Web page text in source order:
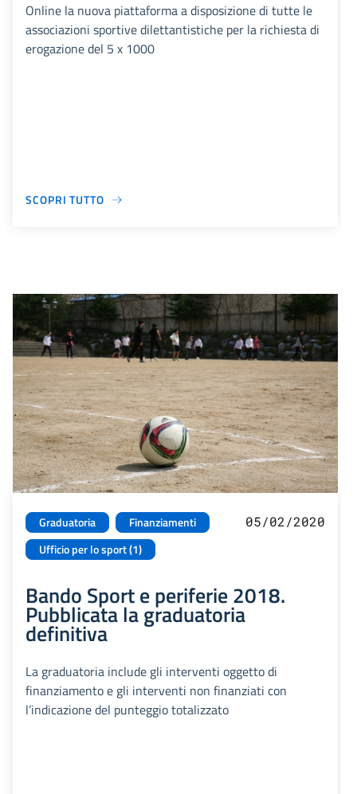
Online la nuova piattaforma a disposizione di tutte le
associazioni sportive dilettantistiche per la richiesta di
erogazione del 5 x 1000
SCOPRI TUTTO
Graduatoria
Finanziamenti
Ufficio per lo sport (1)
05/02/2020
Bando Sport e periferie 2018.
Pubblicata la graduatoria
definitiva
La graduatoria include gli interventi oggetto di
finanziamento e gli interventi non finanziati con
l’indicazione del punteggio totalizzato